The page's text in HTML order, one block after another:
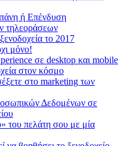
ή Επένδυση
τηλεοράσεων
το 2017
μόνο!
σε desktop και mobile
στον κόσμο
στο marketing των
Δεδομένων σε
του πελάτη σου με μία